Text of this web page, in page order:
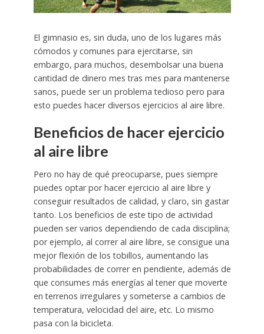
El gimnasio es, sin duda, uno de los lugares más
cómodos y comunes para ejercitarse, sin
embargo, para muchos, desembolsar una buena
cantidad de dinero mes tras mes para mantenerse
sanos, puede ser un problema tedioso pero para
esto puedes hacer diversos ejercicios al aire libre.
Beneficios de hacer ejercicio
al aire libre
Pero no hay de qué preocuparse, pues siempre
puedes optar por hacer ejercicio al aire libre y
conseguir resultados de calidad, y claro, sin gastar
tanto. Los beneficios de este tipo de actividad
pueden ser varios dependiendo de cada disciplina;
por ejemplo, al correr al aire libre, se consigue una
mejor flexión de los tobillos, aumentando las
probabilidades de correr en pendiente, además de
que consumes más energías al tener que moverte
en terrenos irregulares y someterse a cambios de
temperatura, velocidad del aire, etc. Lo mismo
pasa con la bicicleta.